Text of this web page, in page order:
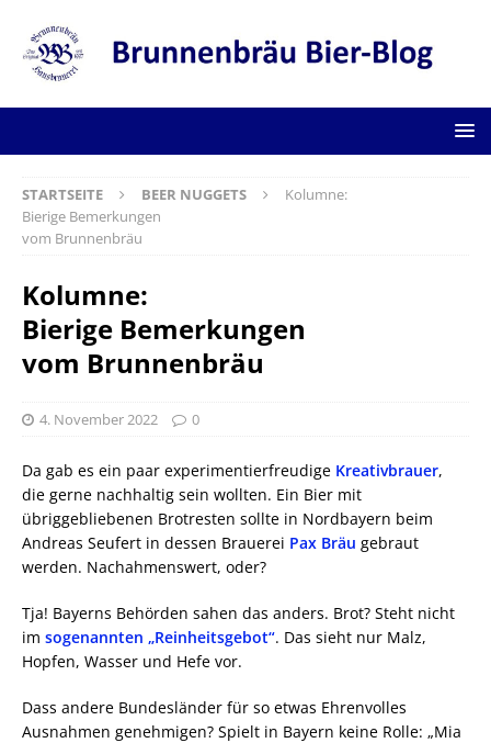
STARTSEITE BEER NUGGETS
Kolumne:
Bierige Bemerkungen
vom Brunnenbräu
Kolumne:
Bierige Bemerkungen
vom Brunnenbräu
4. November 2022 0
Da gab es ein paar experimentierfreudige Kreativbrauer,
die gerne nachhaltig sein wollten. Ein Bier mit
übriggebliebenen Brotresten sollte in Nordbayern beim
Andreas Seufert in dessen Brauerei Pax Bräu gebraut
werden. Nachahmenswert, oder?
Tja! Bayerns Behörden sahen das anders. Brot? Steht nicht
im sogenannten „Reinheitsgebot“. Das sieht nur Malz,
Hopfen, Wasser und Hefe vor.
Dass andere Bundesländer für so etwas Ehrenvolles
Ausnahmen genehmigen? Spielt in Bayern keine Rolle: „Mia